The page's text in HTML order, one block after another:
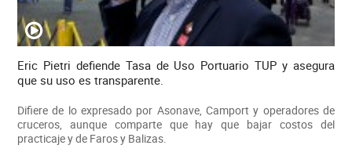
Eric Pietri defiende Tasa de Uso Portuario TUP y asegura
que su uso es transparente.
Difiere de lo expresado por Asonave, Camport y operadores de
cruceros, aunque comparte que hay que bajar costos del
practicaje y de Faros y Balizas.